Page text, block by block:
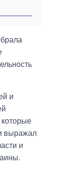
и
которые
выражал
и